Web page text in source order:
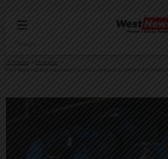
Головна
Новини
На Рівненщині машиніст зі спільниками злили з